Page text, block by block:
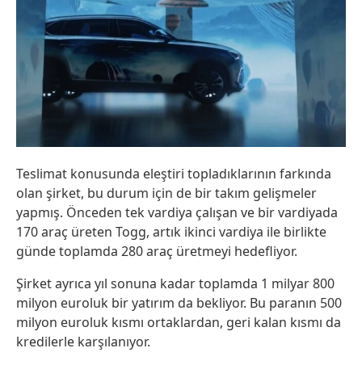
Teslimat konusunda eleştiri topladıklarının farkında
olan şirket, bu durum için de bir takım gelişmeler
yapmış. Önceden tek vardiya çalışan ve bir vardiyada
170 araç üreten Togg, artık ikinci vardiya ile birlikte
günde toplamda 280 araç üretmeyi hedefliyor.
Şirket ayrıca yıl sonuna kadar toplamda 1 milyar 800
milyon euroluk bir yatırım da bekliyor. Bu paranın 500
milyon euroluk kısmı ortaklardan, geri kalan kısmı da
kredilerle karşılanıyor.